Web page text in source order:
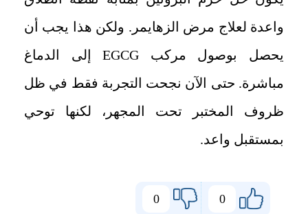
واعدة لعلاج مرض الزهايمر. ولكن هذا يجب أن
يحصل بوصول مركب EGCG إلى الدماغ
مباشرة. حتى الآن نجحت التجربة فقط في ظل
ظروف المختبر تحت المجهر، لكنها توحي
بمستقبل واعد.
0
0